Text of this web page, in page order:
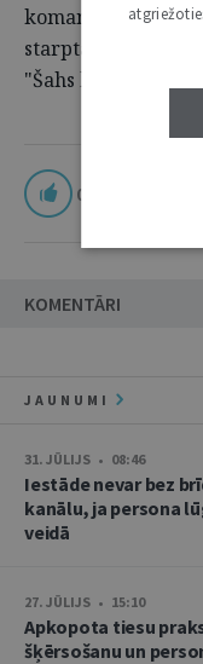
komandu, kas
starptautiskā
"Šahs brīvībai" ("
0
KOMENTĀRI
JAUNUMI
31. JŪLIJS • 08:46
Iestāde nevar bez
kanālu, ja persona
veidā
27. JŪLIJS • 15:10
Apkopota tiesu
šķērsošanu un